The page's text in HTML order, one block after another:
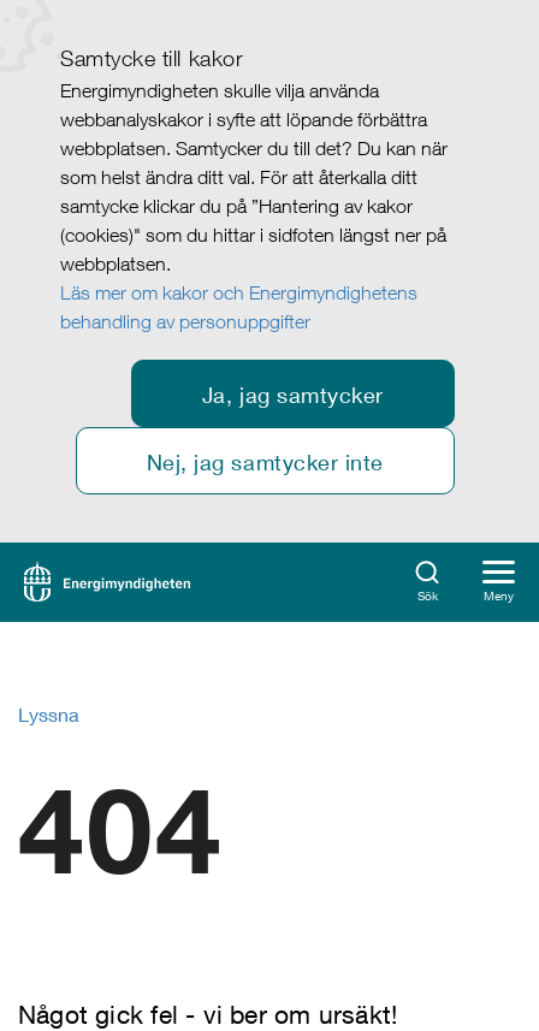
Samtycke till kakor
Energimyndigheten skulle vilja använda
webbanalyskakor i syfte att löpande förbättra
webbplatsen. Samtycker du till det? Du kan när
som helst ändra ditt val. För att återkalla ditt
samtycke klickar du på ”Hantering av kakor
(cookies)" som du hittar i sidfoten längst ner på
webbplatsen.
Läs mer om kakor och Energimyndighetens
behandling av personuppgifter
Ja, jag samtycker
Nej, jag samtycker inte
Sök Meny
Lyssna
404
Något gick fel - vi ber om ursäkt!